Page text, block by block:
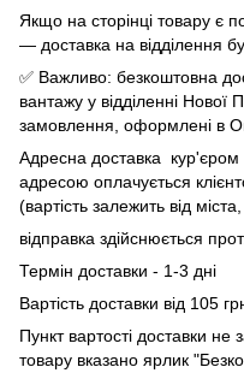
Якщо на сторінці товару є
— доставка на відділення
✅ Важливо: безкоштовна
вантажу у відділенні
замовлення, оформлені в
Адресна доставка
адресою оплачується
(вартість залежить від
відправка здійснюється
Термін доставки - 1-3 дні
Вартість доставки від 105
Пункт вартості доставки не
товару вказано ярлик